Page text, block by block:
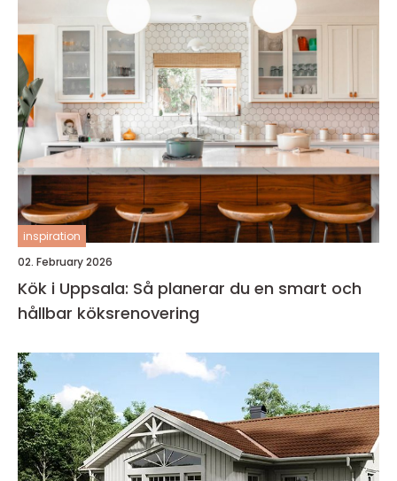
inspiration
02. February 2026
Kök i Uppsala: Så planerar du en smart och
hållbar köksrenovering